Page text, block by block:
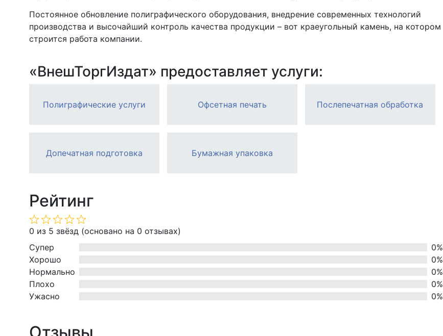
Постоянное обновление полиграфического оборудования, внедрение современных технологий
производства и высочайший контроль качества продукции – вот краеугольный камень, на котором
строится работа компании.
«ВнешТоргИздат» предоставляет услуги:
Полиграфические услуги Офсетная печать Послепечатная обработка
Допечатная подготовка Бумажная упаковка
Рейтинг
Оценка
0
из
5
0 из 5 звёзд (основано на 0 отзывах)
Супер
0%
Хорошо
0%
Нормально
0%
Плохо
0%
Ужасно
0%